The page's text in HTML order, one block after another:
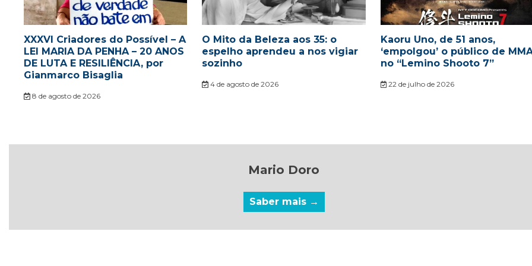
XXXVI Criadores do Possível – A
LEI MARIA DA PENHA – 20 ANOS
DE LUTA E RESILIÊNCIA, por
Gianmarco Bisaglia
8 de agosto de 2026
O Mito da Beleza aos 35: o
espelho aprendeu a nos vigiar
sozinho
4 de agosto de 2026
Kaoru Uno, de 51 anos,
‘empolgou’ o público de
no “Lemino Shooto 7”
22 de julho de 2026
Mario Doro
Saber mais →